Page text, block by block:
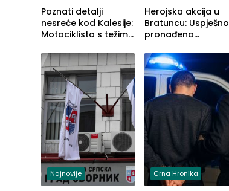
Poznati detalji
nesreće kod Kalesije:
Motociklista s težim,
lakšim povredama
Herojska akcija u
Bratuncu: Uspješno
pronađena
a Ivanka Lazić,
rodom iz Kravice.
Najnovije Crna Hronika